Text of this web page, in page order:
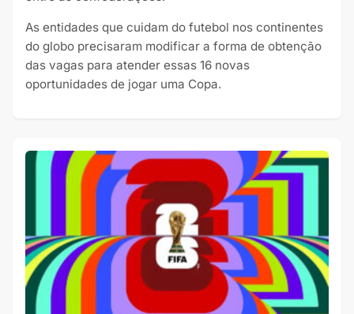
As entidades que cuidam do futebol nos continentes
do globo precisaram modificar a forma de obtenção
das vagas para atender essas 16 novas
oportunidades de jogar uma Copa.